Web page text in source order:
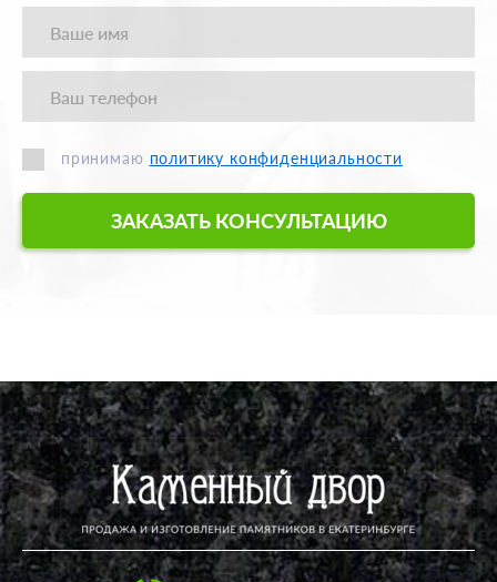
принимаю политику конфиденциальности
ЗАКАЗАТЬ КОНСУЛЬТАЦИЮ